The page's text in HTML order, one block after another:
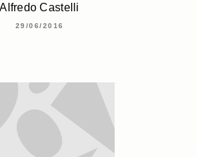
Alfredo Castelli
29/06/2016